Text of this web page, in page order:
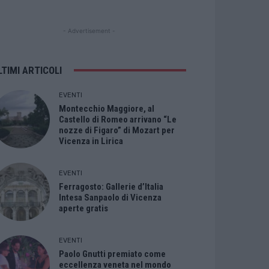
- Advertisement -
ARTICOLI
EVENTI
Montecchio Maggiore, al
Castello di Romeo arrivano “Le
nozze di Figaro” di Mozart per
Vicenza in Lirica
EVENTI
Ferragosto: Gallerie d’Italia
Intesa Sanpaolo di Vicenza
aperte gratis
EVENTI
Paolo Gnutti premiato come
eccellenza veneta nel mondo